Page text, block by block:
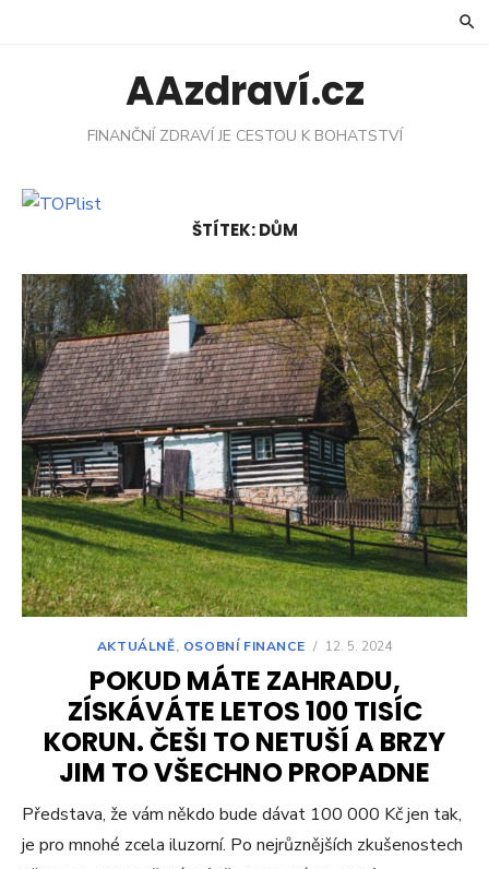
AAzdraví.cz
FINANČNÍ ZDRAVÍ JE CESTOU K BOHATSTVÍ
ŠTÍTEK:DŮM
AKTUÁLNĚ, OSOBNÍ FINANCE / 12. 5. 2024
POKUD MÁTE ZAHRADU,
ZÍSKÁVÁTE LETOS 100 TISÍC
KORUN. ČEŠI TO NETUŠÍ A BRZY
JIM TO VŠECHNO PROPADNE
Představa, že vám někdo bude dávat 100 000 Kč jen tak,
je pro mnohé zcela iluzorní. Po nejrůznějších zkušenostech